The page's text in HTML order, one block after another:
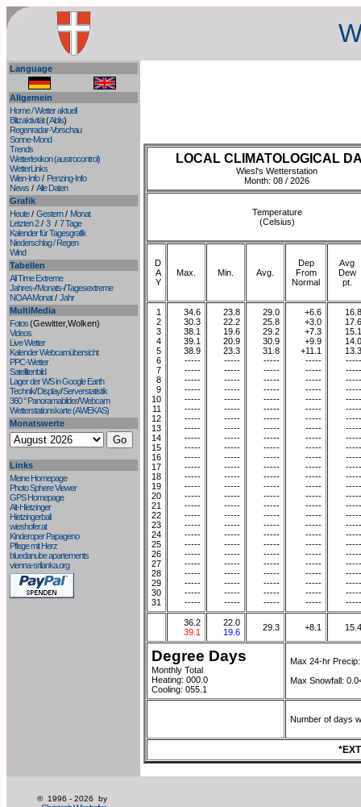
Language
Allgemein
Home / Wetter aktuell
Blitzaktivität(Aldis)
Regenradar-Vorschau
Sonne-Mond
Trends
Wetterlexikon (austrocontrol)
WetterLinks
Wien-Info/ Penzing-Info
News / Alle Daten
Grafik
Heute/ Gestern/ Monat
Letzten 2/ 3/ 7 Tage
Kalender für Tagesgrafik
Niederschlag / Regen
Wind
Tabellen
All Time Extreme
Jahres-/Monats-/Tagesextreme
NOAA Monat/ Jahr
MultiMedia
Fotos(Gewitter,Wolken)
Videos
Live Wetter
Kalender Webcamübersicht
PPC-Wetter
Satellitenbild
Lager der WS in Google Earth
Technik/Display/Serverstatistik
360 ° Panoramabilder/Webcam
Wetterstationskarte (AWEKAS)
Monatswerte
Links
Meine Homepage
Photo Sphere Viewer
GPS Homepage
Alt-Hietzinger
Hietzingerball
wieshofer.at
Kinderoper Papageno
Pflege mit Herz
bluedanube apartements
vienna-srilanka.org
LOCAL CLIMATOLOGICAL
Wiesl's Wetterstation
Month: 08 / 2026
Temperature
(Celsius)
D
A
Y
Max. Min. Avg.
Dep
From
Normal
Avg
Dew
pt.
1
2
3
4
5
6
7
8
9
10
11
12
13
14
15
16
17
18
19
20
21
22
23
24
25
26
27
28
29
30
31
34.6
30.3
38.1
39.1
38.9
-----
-----
-----
-----
-----
-----
-----
-----
-----
-----
-----
-----
-----
-----
-----
-----
-----
-----
-----
-----
-----
-----
-----
-----
-----
-----
23.8
22.2
19.6
20.9
23.3
-----
-----
-----
-----
-----
-----
-----
-----
-----
-----
-----
-----
-----
-----
-----
-----
-----
-----
-----
-----
-----
-----
-----
-----
-----
-----
29.0
25.8
29.2
30.9
31.8
-----
-----
-----
-----
-----
-----
-----
-----
-----
-----
-----
-----
-----
-----
-----
-----
-----
-----
-----
-----
-----
-----
-----
-----
-----
-----
+6.6
+3.0
+7.3
+9.9
+11.1
-----
-----
-----
-----
-----
-----
-----
-----
-----
-----
-----
-----
-----
-----
-----
-----
-----
-----
-----
-----
-----
-----
-----
-----
-----
-----
16.8
17.6
15.1
14.0
13.3
-----
-----
-----
-----
-----
-----
-----
-----
-----
-----
-----
-----
-----
-----
-----
-----
-----
-----
-----
-----
-----
-----
-----
-----
-----
-----
36.2
39.1
22.0
19.6
29.3 +8.1 15.4
Degree Days
Monthly Total
Heating: 000.0
Cooling: 055.1
Max 24-hr
Max Snowfall:
Number of days
® 1996 - 2026 by